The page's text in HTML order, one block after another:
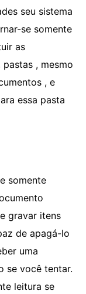
seu sistema
se somente
as
, mesmo
, e
essa pasta
somente
gravar itens
de apagá-lo
uma
se você tentar.
leitura se